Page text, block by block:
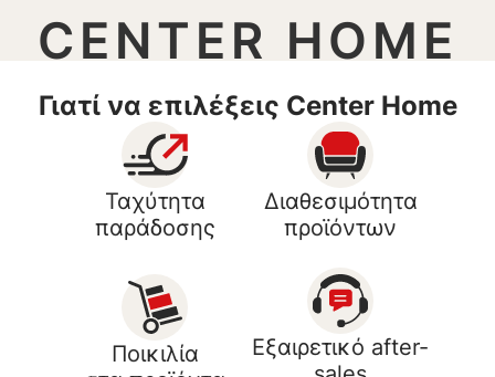
CENTER HOME
Γιατί να επιλέξεις Center Home
Ταχύτητα
παράδοσης
Διαθεσιμότητα
προϊόντων
Ποικιλία
Εξαιρετικό after-